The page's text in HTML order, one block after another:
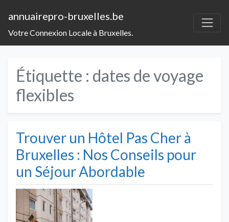
annuairepro-bruxelles.be
Votre Connexion Locale à Bruxelles.
Étiquette : dates de voyage
flexibles
Trouver un Hôtel Pas Cher à
Bruxelles : Nos Conseils pour
un Séjour Abordable